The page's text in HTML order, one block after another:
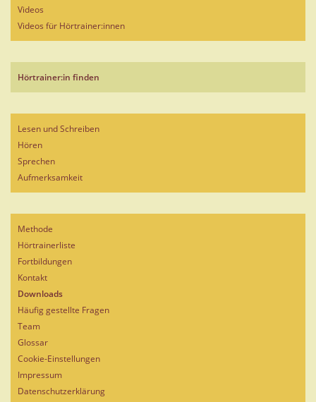
Videos
Videos für Hörtrainer:innen
Hörtrainer:in finden
Lesen und Schreiben
Hören
Sprechen
Aufmerksamkeit
Methode
Hörtrainerliste
Fortbildungen
Kontakt
Downloads
Häufig gestellte Fragen
Team
Glossar
Cookie-Einstellungen
Impressum
Datenschutzerklärung